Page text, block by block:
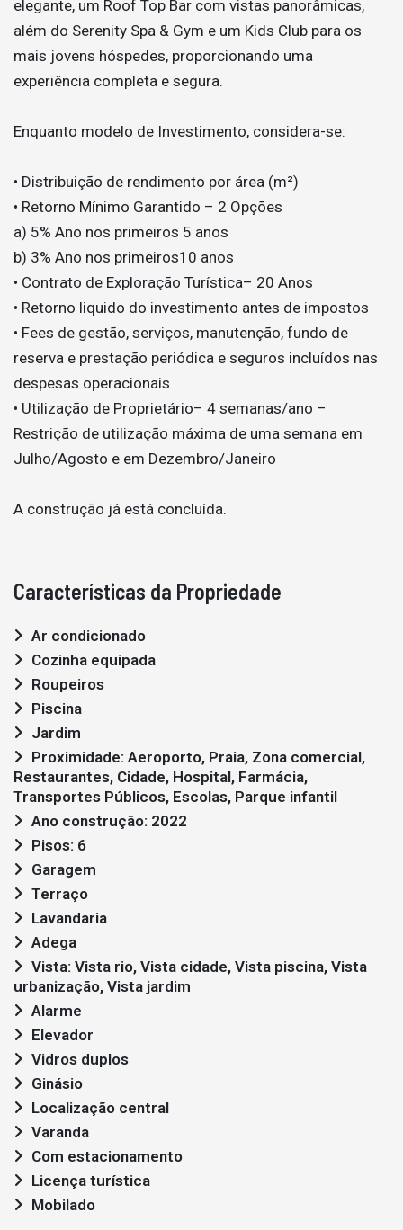
elegante, um Roof Top Bar com vistas panorâmicas,
além do Serenity Spa & Gym e um Kids Club para os
mais jovens hóspedes, proporcionando uma
experiência completa e segura.
Enquanto modelo de Investimento, considera-se:
• Distribuição de rendimento por área (m²)
• Retorno Mínimo Garantido – 2 Opções
a) 5% Ano nos primeiros 5 anos
b) 3% Ano nos primeiros10 anos
• Contrato de Exploração Turística– 20 Anos
• Retorno liquido do investimento antes de impostos
• Fees de gestão, serviços, manutenção, fundo de
reserva e prestação periódica e seguros incluídos nas
despesas operacionais
• Utilização de Proprietário– 4 semanas/ano –
Restrição de utilização máxima de uma semana em
Julho/Agosto e em Dezembro/Janeiro
A construção já está concluída.
Características da Propriedade
Ar condicionado
Cozinha equipada
Roupeiros
Piscina
Jardim
Restaurantes, Cidade, Hospital, Farmácia,
Transportes Públicos, Escolas, Parque infantil
Ano construção: 2022
Pisos: 6
Garagem
Terraço
Lavandaria
Adega
urbanização, Vista jardim
Alarme
Elevador
Vidros duplos
Ginásio
Localização central
Varanda
Com estacionamento
Licença turística
Mobilado